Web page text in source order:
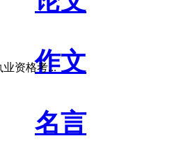
作文
名言
资格考...